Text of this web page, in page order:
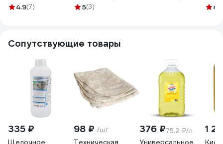
0.5 л 438920000
4.9(7)
Умничка 0,5 л
5(3) 4.3
Сопутствующие товары
335 ₽
Щелочное
98 ₽ /шт
Техническая
376 ₽75.2 ₽/л
Универсальное
1